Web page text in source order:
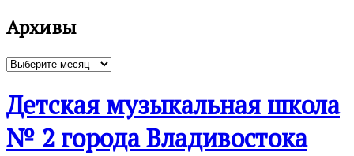
Архивы
Архивы
Детская музыкальная школа
№ 2 города Владивостока